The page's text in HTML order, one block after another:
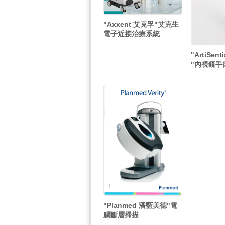
"Axxent 艾克孚"艾克生
電子近接治療系統
"內視鏡手
"Planmed 潘藍美德"電
腦斷層掃描